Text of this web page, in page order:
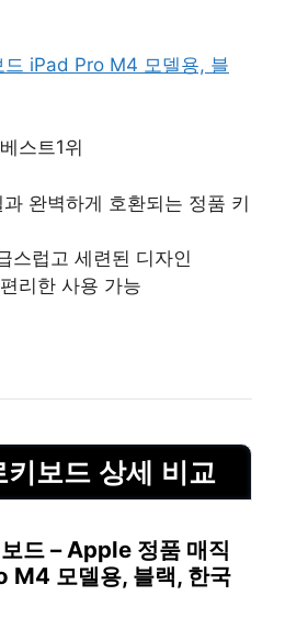
iPad Pro M4 모델용, 블
스트1위
완벽하게 호환되는 정품 키
스럽고 세련된 디자인
리한 사용 가능
키보드 상세 비교
드 – Apple 정품 매직
M4 모델용, 블랙, 한국